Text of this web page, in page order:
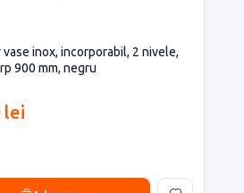
inox, incorporabil, 2 nivele,
900 mm, negru
lei